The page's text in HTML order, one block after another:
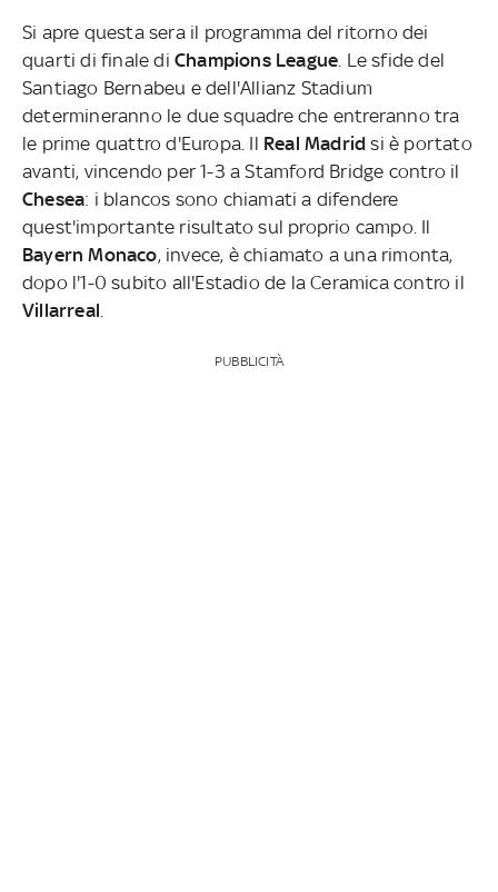
Si apre questa sera il programma del ritorno dei
quarti di finale di Champions League . Le sfide del
Santiago Bernabeu e dell'Allianz Stadium
determineranno le due squadre che entreranno tra
le prime quattro d'Europa. Il Real Madrid si è portato
avanti, vincendo per 1-3 a Stamford Bridge contro il
Chesea: i blancos sono chiamati a difendere
quest'importante risultato sul proprio campo. Il
Bayern Monaco, invece, è chiamato a una rimonta,
dopo l'1-0 subito all'Estadio de la Ceramica contro il
Villarreal
PUBBLICITÀ